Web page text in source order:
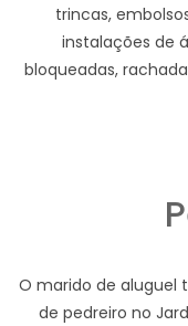
trincas,
instalações de
bloqueadas,
O marido de aluguel
de pedreiro no